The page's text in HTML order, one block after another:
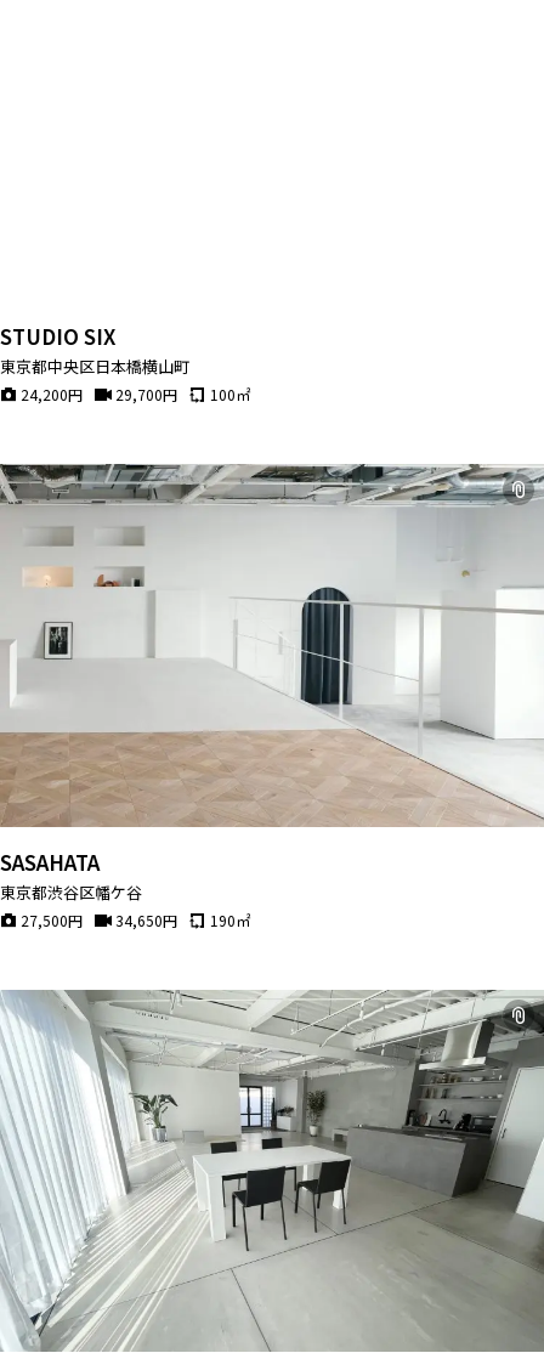
STUDIO SIX
東京都中央区日本橋横山町
24,200円 29,700円 100㎡
SASAHATA
東京都渋谷区幡ケ谷
27,500円 34,650円 190㎡